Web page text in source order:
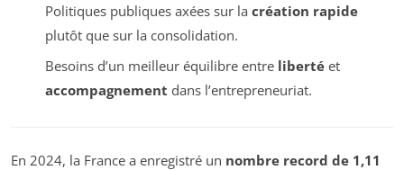
Politiques publiques axées sur la création rapide
plutôt que sur la consolidation.
Besoins d’un meilleur équilibre entre libertéet
accompagnement dans l’entrepreneuriat.
En 2024, la France a enregistré un nombre record de 1,11